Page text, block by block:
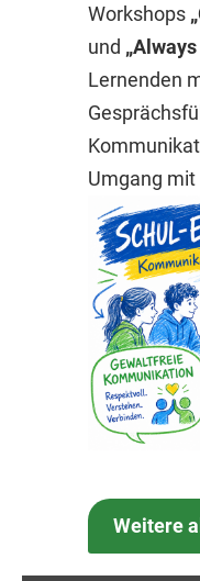
Workshops
und „Always
Lernenden
Umgang
Weitere